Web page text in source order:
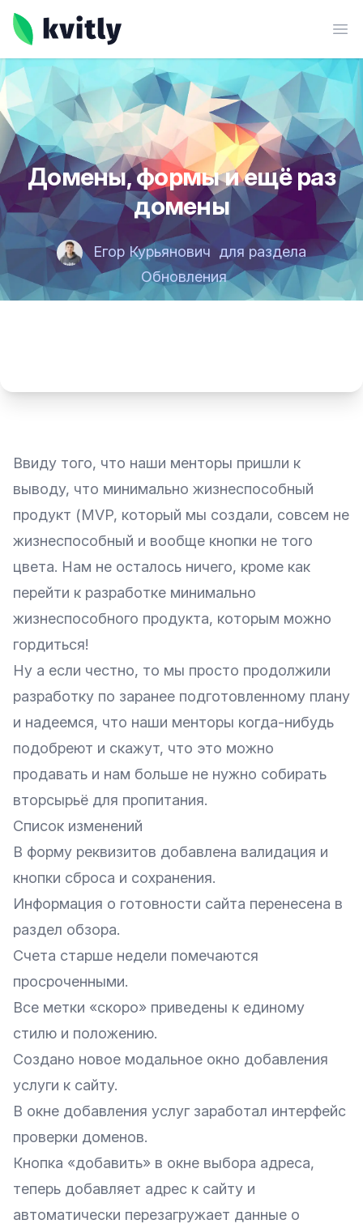
kvitly
Домены, формы и ещё раз
домены
Егор Курьянович для раздела
Обновления
Ввиду того, что наши менторы пришли к
выводу, что минимально жизнеспособный
продукт (MVP, который мы создали, совсем не
жизнеспособный и вообще кнопки не того
цвета. Нам не осталось ничего, кроме как
перейти к разработке минимально
жизнеспособного продукта, которым можно
гордиться!
Ну а если честно, то мы просто продолжили
разработку по заранее подготовленному плану
и надеемся, что наши менторы когда-нибудь
подобреют и скажут, что это можно
продавать и нам больше не нужно собирать
вторсырьё для пропитания.
Список изменений
В форму реквизитов добавлена валидация и
кнопки сброса и сохранения.
Информация о готовности сайта перенесена в
раздел обзора.
Счета старше недели помечаются
просроченными.
Все метки «скоро» приведены к единому
стилю и положению.
Создано новое модальное окно добавления
услуги к сайту.
В окне добавления услуг заработал интерфейс
проверки доменов.
Кнопка «добавить» в окне выбора адреса,
теперь добавляет адрес к сайту и
автоматически перезагружает данные о